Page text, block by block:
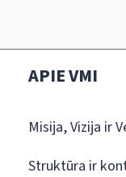
APIE VMI
Misija, Vizija ir
Struktūra ir